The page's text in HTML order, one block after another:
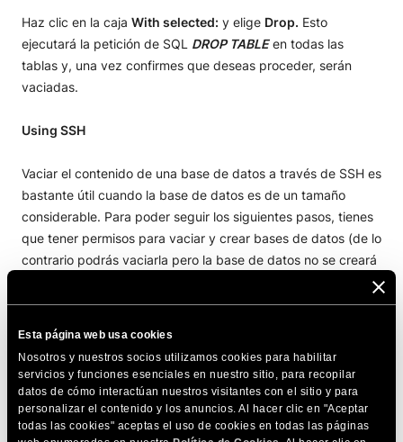
Esta página web usa cookies
Nosotros y nuestros socios utilizamos cookies para habilitar
servicios y funciones esenciales en nuestro sitio, para recopilar
datos de cómo interactúan nuestros visitantes con el sitio y para
personalizar el contenido y los anuncios. Al hacer clic en "Aceptar
todas las cookies" aceptas el uso de cookies en todas las páginas
Haz clic en la caja With selected: y elige Drop. Esto
ejecutará la petición de SQL DROP TABLEen todas las
tablas y, una vez confirmes que deseas proceder, serán
vaciadas.
Using SSH
Vaciar el contenido de una base de datos a través de SSH es
bastante útil cuando la base de datos es de un tamaño
considerable. Para poder seguir los siguientes pasos, tienes
que tener permisos para vaciar y crear bases de datos (de lo
contrario podrás vaciarla pero la base de datos no se creará
SSH.
Accede a MySQL con el usuario de tu base de datos
ejecutando el siguiente comando desde SSH: